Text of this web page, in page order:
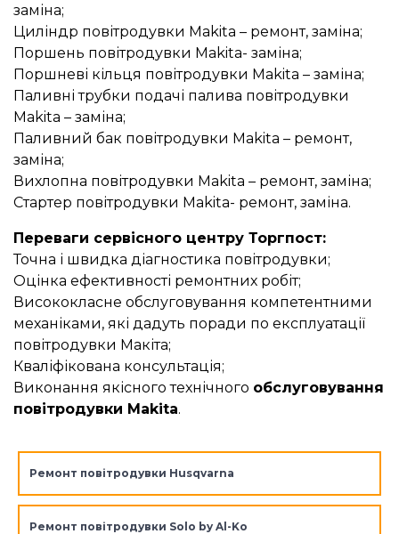
заміна;
Циліндр повітродувки Makita – ремонт, заміна;
Поршень повітродувки Makita- заміна;
Поршневі кільця повітродувки Makita – заміна;
Паливні трубки подачі палива повітродувки
Makita – заміна;
Паливний бак повітродувки Makita – ремонт,
заміна;
Вихлопна повітродувки Makita – ремонт, заміна;
Стартер повітродувки Makita- ремонт, заміна.
Переваги сервісного центру Торгпост:
Точна і швидка діагностика повітродувки;
Оцінка ефективності ремонтних робіт;
Висококласне обслуговування компетентними
механіками, які дадуть поради по експлуатації
повітродувки Макіта;
Кваліфікована консультація;
Виконання якісного технічного обслуговування
повітродувки Makita.
Ремонт повітродувки Husqvarna
Ремонт повітродувки Solo by Al-Ko